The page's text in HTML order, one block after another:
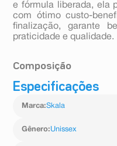
e fórmula liberada, ela
com ótimo custo-
finalização, garante
praticidade e qualidade.
Composição
Aqua, Glycerin,
Methacrylate
Usitatissimum Seed
Especificações
Marca:Skala
Gênero:Unissex